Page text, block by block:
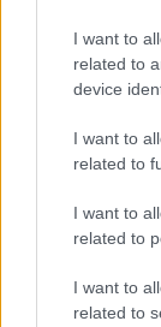
I want to
related to
device
I want to
related to
I want to
related to
I want to
related to
ΕΛΛΑΔΑ
16/07/2025 -